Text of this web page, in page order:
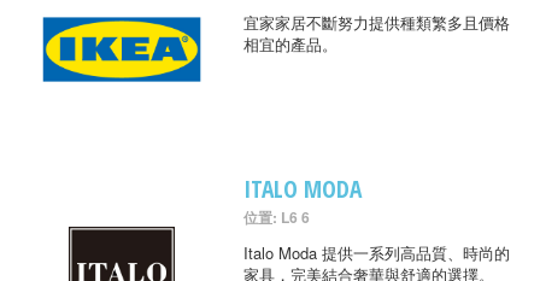
宜家家居不斷努力提供種類繁多且價格
相宜的產品。
ITALO MODA
位置: L6 6
Italo Moda 提供一系列高品質、時尚的
家具，完美結合奢華與舒適的選擇。